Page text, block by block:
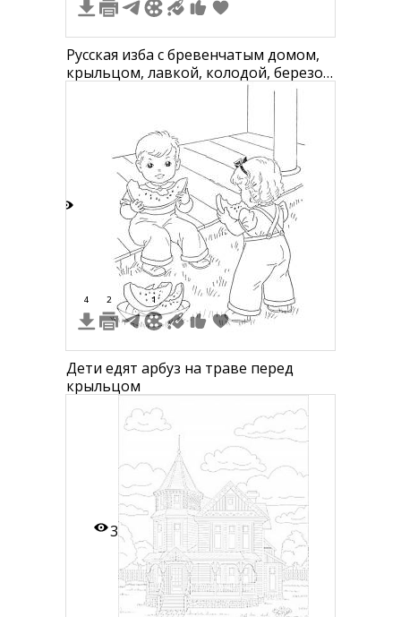
Русская изба с бревенчатым домом,
крыльцом, лавкой, колодой, березой
и бревнами перед домом
4 2 1
Дети едят арбуз на траве перед
крыльцом
3